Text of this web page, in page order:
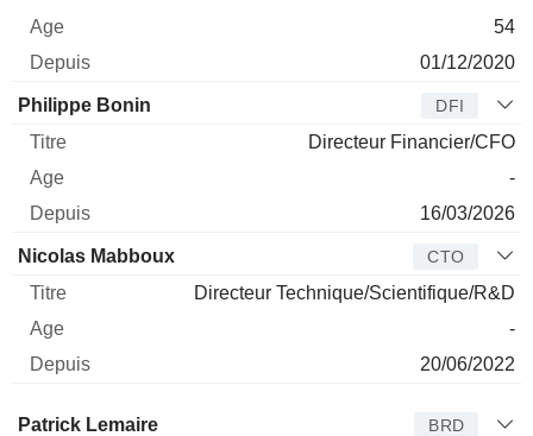
54
01/12/2020
Philippe Bonin DFI
Directeur Financier/CFO
-
16/03/2026
Nicolas Mabboux CTO
Directeur Technique/Scientifique/R&D
-
20/06/2022
Administrateur Titre
Patrick Lemaire BRD